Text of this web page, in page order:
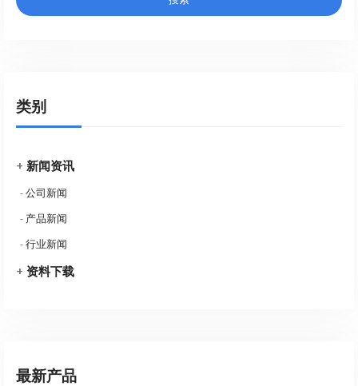
类别
+ 新闻资讯
-公司新闻
- 产品新闻
-行业新闻
+ 资料下载
最新产品